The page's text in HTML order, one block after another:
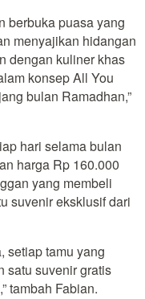
berbuka puasa yang
menyajikan hidangan
dengan kuliner khas
konsep All You
bulan Ramadhan,”
hari selama bulan
harga Rp 160.000
yang membeli
suvenir eksklusif dari
setiap tamu yang
satu suvenir gratis
tambah Fabian.